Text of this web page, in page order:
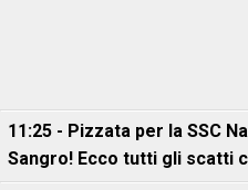
11:25 - Pizzata per la SSC
Sangro! Ecco tutti gli scatti